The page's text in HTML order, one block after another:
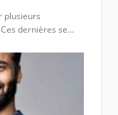
plusieurs
dernières se...